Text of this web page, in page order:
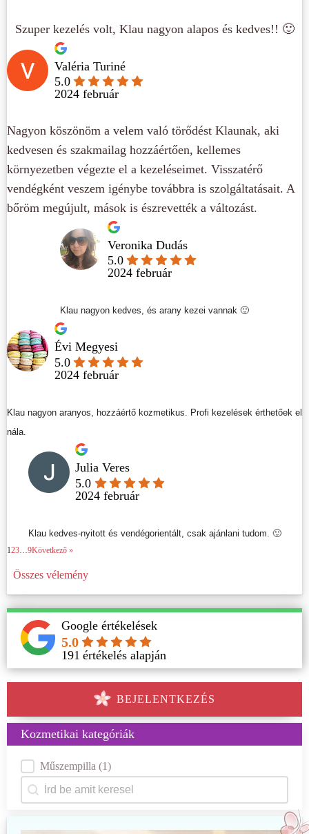
Kozmetikai kategóriák
Kategóriák
Műszempilla (1)
Keresés
Search content
BEJELENTKEZÉS
Google értékelések
5.0
191 értékelés alapján
Szuper kezelés volt, Klau nagyon alapos és kedves!! 🙂
Valéria Turiné
5.0
2024 február
Nagyon köszönöm a velem való törődést Klaunak, aki
kedvesen és szakmailag hozzáértően, kellemes
környezetben végezte el a kezeléseimet. Visszatérő
vendégként veszem igénybe továbbra is szolgáltatásait. A
bőröm megújult, mások is észrevették a változást.
Veronika Dudás
5.0
2024 február
Klau nagyon kedves, és arany kezei vannak 🙂
Évi Megyesi
5.0
2024 február
Klau nagyon aranyos, hozzáértő kozmetikus. Profi kezelések érthetőek el
nála.
Julia Veres
5.0
2024 február
Klau kedves-nyitott és vendégorientált, csak ajánlani tudom. 🙂
123 9Következő »
Összes vélemény